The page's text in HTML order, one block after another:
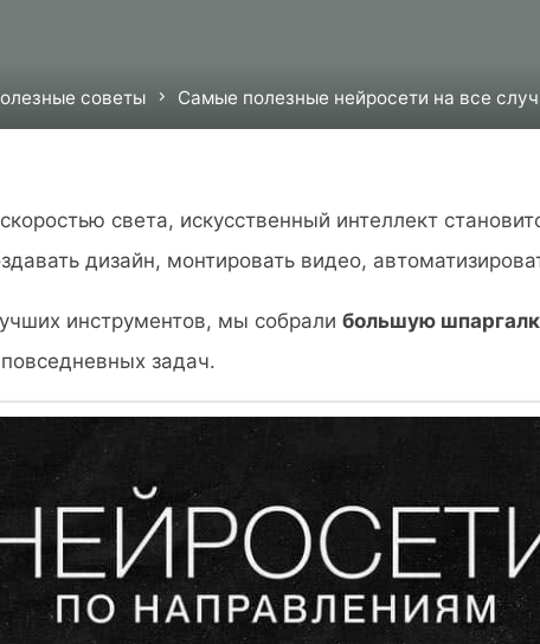
советы Самые полезные нейросети на все
света, искусственный интеллект
дизайн, монтировать видео,
инструментов, мы собрали большую
задач.